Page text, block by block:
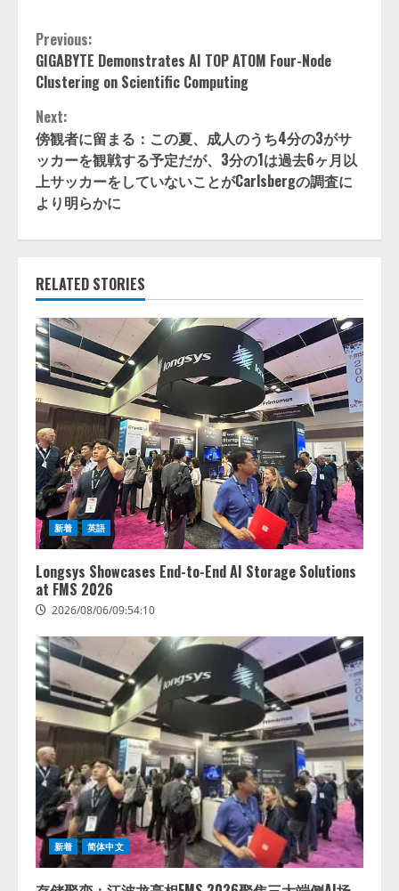
Continue
Reading
Previous:
GIGABYTE Demonstrates AI TOP ATOM Four-Node
Clustering on Scientific Computing
Next:
傍観者に留まる：この夏、成人のうち4分の3がサ
ッカーを観戦する予定だが、3分の1は過去6ヶ月以
上サッカーをしていないことがCarlsbergの調査に
より明らかに
RELATED STORIES
新着 英語
Longsys Showcases End-to-End AI Storage Solutions
at FMS 2026
2026/08/06/09:54:10
新着 简体中文